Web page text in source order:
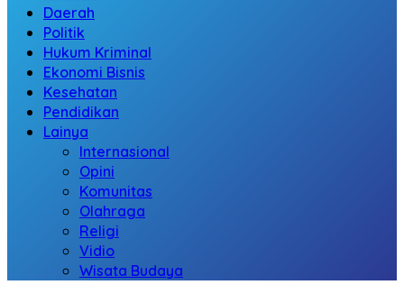
Daerah
Politik
Hukum Kriminal
Ekonomi Bisnis
Kesehatan
Pendidikan
Lainya
Internasional
Opini
Komunitas
Olahraga
Religi
Vidio
Wisata Budaya